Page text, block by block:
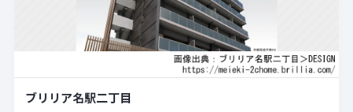
ブリリア名駅二丁目